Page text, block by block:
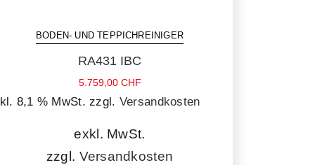
BODEN- UND TEPPICHREINIGER
RA431 IBC
5.759,00 CHF
8,1 % MwSt. zzgl. Versandkosten
exkl. MwSt.
zzgl. Versandkosten